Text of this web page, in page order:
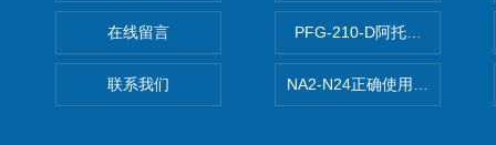
在线留言
联系我们
PFG-210-D阿托斯ATOS电
NA2-N24正确使用松下安全光